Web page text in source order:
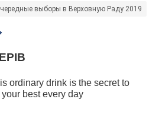
выборы в Верховную Раду 2019